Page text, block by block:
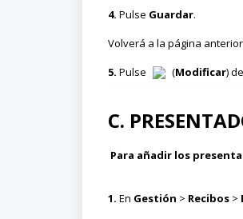
4. Pulse Guardar.
Volverá a la página
5. Pulse (Modificar)
C.
Para añadir los
1. En Gestión > Recibos >